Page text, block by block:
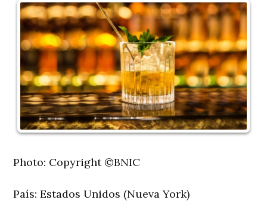
Photo: Copyright ©BNIC
País: Estados Unidos (Nueva York)